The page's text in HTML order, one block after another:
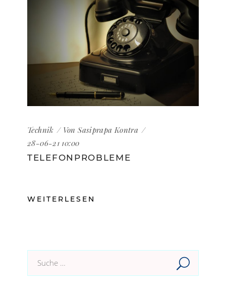
Technik Von Sasiprapa Kontra
28-06-21 10:00
TELEFONPROBLEME
WEITERLESEN